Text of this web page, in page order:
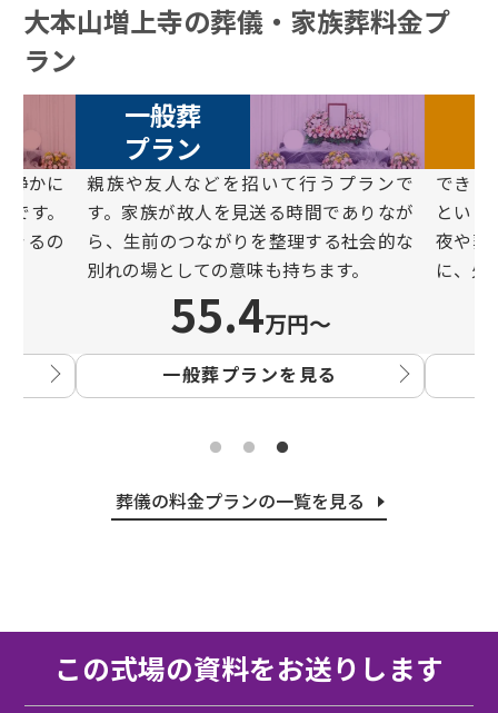
大本山増上寺の葬儀・家族葬料金プ
ラン
静かに
す。
るの
一般葬
プラン
親族や友⼈などを招いて⾏うプランで
す。家族が故⼈を⾒送る時間でありなが
ら、⽣前のつながりを整理する社会的な
別れの場としての意味も持ちます。
55.4万円〜
一般葬プランを見る
できる
とい
夜や葬
に、⽕
葬儀の料金プランの一覧を見る
この式場の資料をお送りします